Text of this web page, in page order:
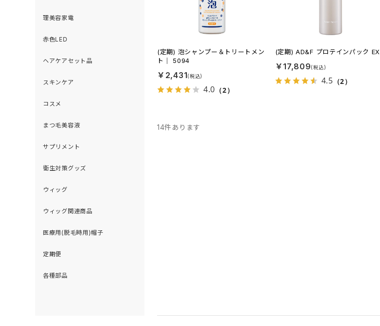
理美容家電
赤色LED
ヘアケアセット品
スキンケア
コスメ
まつ毛美容液
サプリメント
衛生対策グッズ
ウィッグ
ウィッグ関連商品
医療用(脱毛時用)帽子
定期便
各種部品
(定期) 泡シャンプー＆トリートメン
ト｜ 5094
￥2,431
4.0 （2）
(定期) AD&F プロテインパック EX
￥17,809
4.5 （2）
14件あります